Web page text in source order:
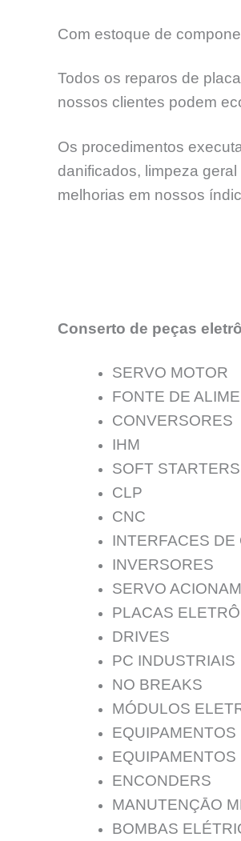
Com estoque de
Todos os reparos de
nossos clientes podem
Os procedimentos
danificados, limpeza
melhorias em nossos
Conserto de peças
SERVO MOTOR
FONTE DE
CONVERSORES
IHM
SOFT STARTERS
CLP
CNC
INTERFACES
INVERSORES
SERVO
PLACAS
DRIVES
PC INDUSTRIAIS
NO BREAKS
MÓDULOS
ENCONDERS
MANUTENÇĀO
BOMBAS